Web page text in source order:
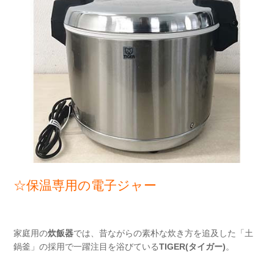
☆保温専用の電子ジャー
家庭用の炊飯器では、昔ながらの素朴な炊き方を追及した「土
鍋釜」の採用で一躍注目を浴びているTIGER(タイガー)。